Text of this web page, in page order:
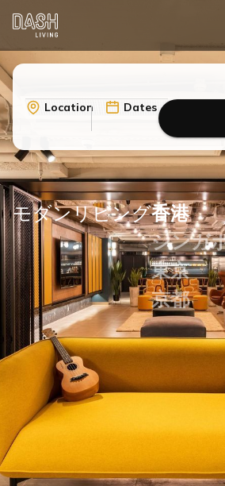
Location Dates
モダンリビング香港
シンガ
東京
京都